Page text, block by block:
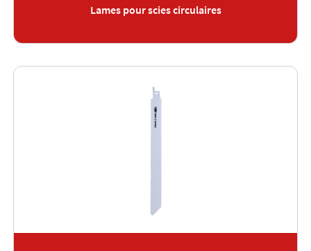
Lames pour scies circulaires